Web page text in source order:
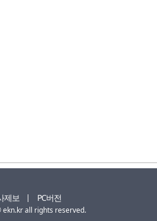
제보 PC버전
all rights reserved.